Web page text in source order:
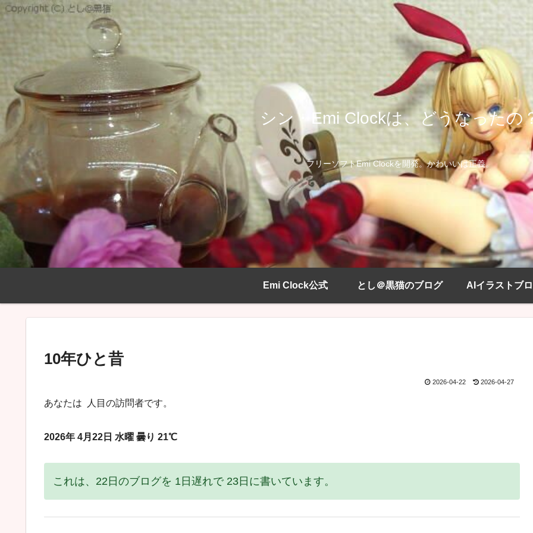
シン・Emi Clockは、どうなったの
フリーソフトEmi Clockを開発。かわいいは正義。
Emi Clock公式 とし＠黒猫のブログ AIイラストブ
10年ひと昔
2026-04-22 2026-04-27
あなたは 人目の訪問者です。
2026年 4月22日 水曜 曇り 21℃
これは、22日のブログを 1日遅れで 23日に書いています。